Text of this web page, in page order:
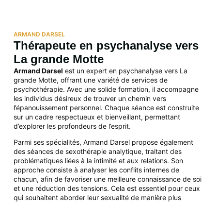
ARMAND DARSEL
Thérapeute en psychanalyse vers
La grande Motte
Armand Darsel est un expert en psychanalyse vers La
grande Motte, offrant une variété de services de
psychothérapie. Avec une solide formation, il accompagne
les individus désireux de trouver un chemin vers
l’épanouissement personnel. Chaque séance est construite
sur un cadre respectueux et bienveillant, permettant
d’explorer les profondeurs de l’esprit.
Parmi ses spécialités, Armand Darsel propose également
des séances de sexothérapie analytique, traitant des
problématiques liées à la intimité et aux relations. Son
approche consiste à analyser les conflits internes de
chacun, afin de favoriser une meilleure connaissance de soi
et une réduction des tensions. Cela est essentiel pour ceux
qui souhaitent aborder leur sexualité de manière plus